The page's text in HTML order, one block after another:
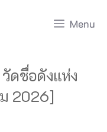
Menu
ดชื่อดังแห่ง
2026]